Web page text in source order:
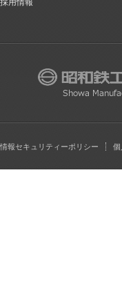
採用情報
情報セキュリティーポリシー 個